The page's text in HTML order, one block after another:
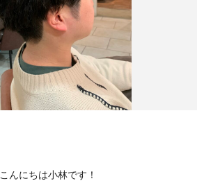
こんにちは小林です！